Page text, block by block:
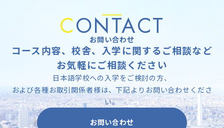
CONTACT
お問い合わせ
コース内容、校舎、入学に関するご相談など
お気軽にご相談ください
日本語学校への入学をご検討の方、
および各種お取引関係者様は、下記よりお問い合わせくださ
い。
お問い合わせ